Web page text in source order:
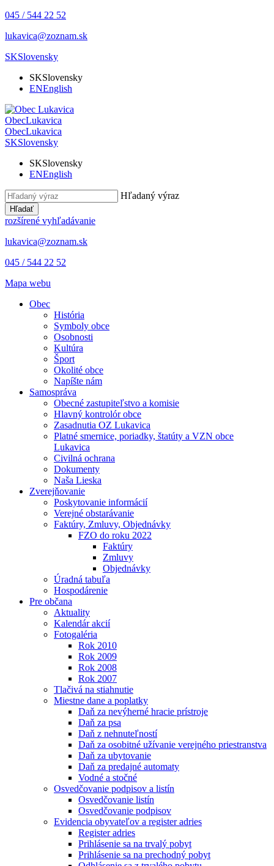
045 / 544 22 52
lukavica@zoznam.sk
SKSlovensky
SKSlovensky
ENEnglish
ObecLukavica
ObecLukavica
SKSlovensky
SKSlovensky
ENEnglish
Hľadaný výraz
Hľadať
rozšírené vyhľadávanie
lukavica@zoznam.sk
045 / 544 22 52
Mapa webu
Obec
História
Symboly obce
Osobnosti
Kultúra
Šport
Okolité obce
Napíšte nám
Samospráva
Obecné zastupiteľstvo a komisie
Hlavný kontrolór obce
Zasadnutia OZ Lukavica
Platné smernice, poriadky, štatúty a VZN obce
Lukavica
Civilná ochrana
Dokumenty
Naša Lieska
Zverejňovanie
Poskytovanie informácií
Verejné obstarávanie
Faktúry, Zmluvy, Objednávky
FZO do roku 2022
Faktúry
Zmluvy
Objednávky
Úradná tabuľa
Hospodárenie
Pre občana
Aktuality
Kalendár akcií
Fotogaléria
Rok 2010
Rok 2009
Rok 2008
Rok 2007
Tlačivá na stiahnutie
Miestne dane a poplatky
Daň za nevýherné hracie prístroje
Daň za psa
Daň z nehnuteľností
Daň za osobitné užívanie verejného priestranstva
Daň za ubytovanie
Daň za predajné automaty
Vodné a stočné
Osvedčovanie podpisov a listín
Osvedčovanie listín
Osvedčovanie podpisov
Evidencia obyvateľov a register adries
Register adries
Prihlásenie sa na trvalý pobyt
Prihlásenie sa na prechodný pobyt